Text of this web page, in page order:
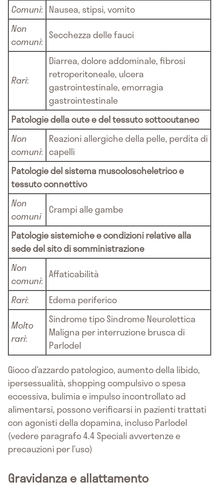
Comuni: Nausea, stipsi, vomito
Non
comuni: Secchezza delle fauci
Rari:
Diarrea, dolore addominale, fibrosi
retroperitoneale, ulcera
gastrointestinale, emorragia
gastrointestinale
Patologie della cute e del tessuto sottocutaneo
Non
comuni:
Reazioni allergiche della pelle, perdita di
capelli
Patologie del sistema muscoloscheletrico e
tessuto connettivo
Non
comuni
Crampi alle gambe
Patologie sistemiche e condizioni relative alla
sede del sito di somministrazione
Non
comuni: Affaticabilità
Rari:
Edema periferico
Molto
rari:
Sindrome tipo Sindrome Neurolettica
Maligna per interruzione brusca di
Parlodel
Gioco d’azzardo patologico, aumento della libido,
ipersessualità, shopping compulsivo o spesa
eccessiva, bulimia e impulso incontrollato ad
alimentarsi, possono verificarsi in pazienti trattati
con agonisti della dopamina, incluso Parlodel
(vedere paragrafo 4.4 Speciali avvertenze e
precauzioni per l’uso)
Gravidanza e allattamento